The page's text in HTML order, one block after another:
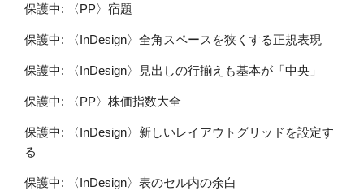
保護中: 〈PP〉宿題
保護中: 〈InDesign〉全角スペースを狭くする正規表現
保護中: 〈InDesign〉見出しの行揃えも基本が「中央」
保護中: 〈PP〉株価指数大全
保護中: 〈InDesign〉新しいレイアウトグリッドを設定す
る
保護中: 〈InDesign〉表のセル内の余白